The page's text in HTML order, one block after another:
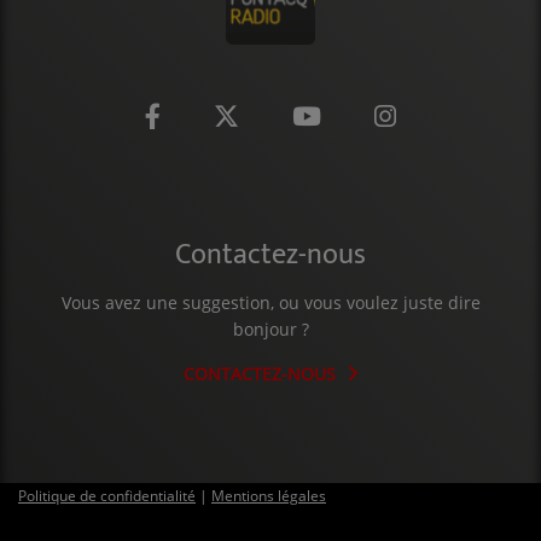
Contactez-nous
Vous avez une suggestion, ou vous voulez juste dire
bonjour ?
CONTACTEZ-NOUS
Politique de confidentialité | Mentions légales